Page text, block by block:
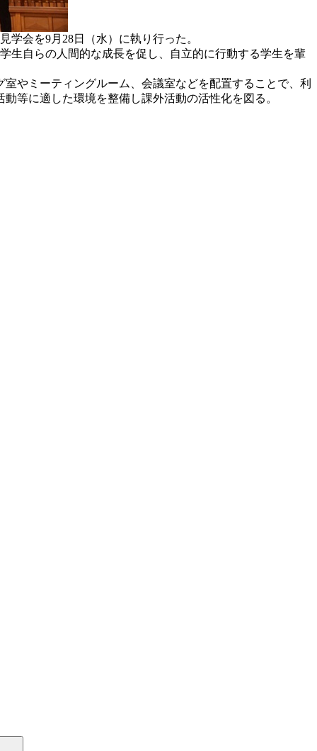
会を9月28日（水）に執り行った。
自らの人間的な成長を促し、自立的に行動する学生を輩
やミーティングルーム、会議室などを配置することで、利
等に適した環境を整備し課外活動の活性化を図る。